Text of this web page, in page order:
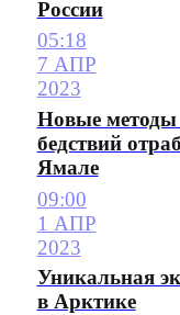
России
05:18
7 АПР
2023
Новые методы
бедствий
Ямале
09:00
1 АПР
2023
Уникальная
в Арктике